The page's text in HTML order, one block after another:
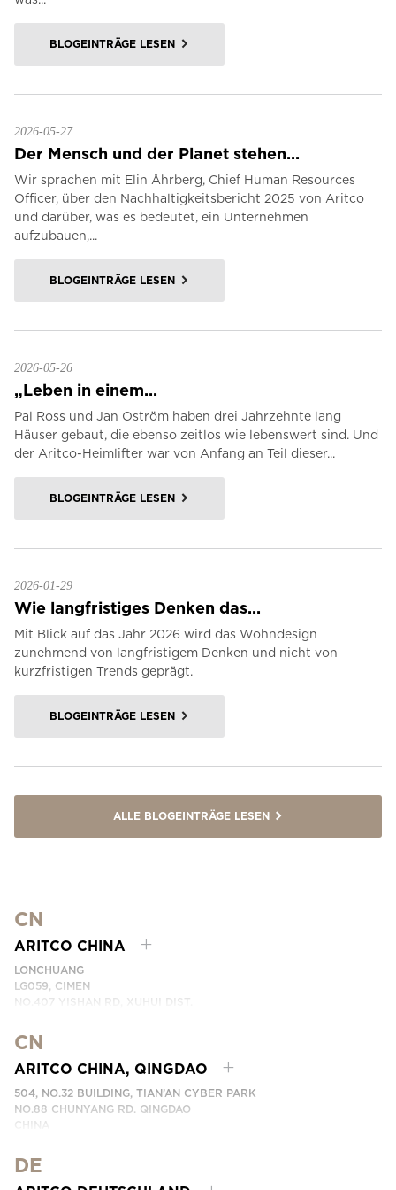
BLOGEINTRÄGE LESEN
2026-05-27
Der Mensch und der Planet stehen...
Wir sprachen mit Elin Åhrberg, Chief Human Resources
Officer, über den Nachhaltigkeitsbericht 2025 von Aritco
und darüber, was es bedeutet, ein Unternehmen
aufzubauen,...
BLOGEINTRÄGE LESEN
2026-05-26
„Leben in einem...
Pal Ross und Jan Oström haben drei Jahrzehnte lang
Häuser gebaut, die ebenso zeitlos wie lebenswert sind. Und
der Aritco-Heimlifter war von Anfang an Teil dieser...
BLOGEINTRÄGE LESEN
2026-01-29
Wie langfristiges Denken das...
Mit Blick auf das Jahr 2026 wird das Wohndesign
zunehmend von langfristigem Denken und nicht von
kurzfristigen Trends geprägt.
BLOGEINTRÄGE LESEN
ALLE BLOGEINTRÄGE LESEN
CN
ARITCO CHINA
LONCHUANG
LG059, CIMEN
NO.407 YISHAN RD, XUHUI DIST.
TELEFONNUMMER: +86 400 6233 121
EMAIL:INFO.CHINA@ARITCO.COM
KONTAKTIEREN SIE UNS
CN
ARITCO CHINA, QINGDAO
504, NO.32 BUILDING, TIAN’AN CYBER PARK
NO.88 CHUNYANG RD. QINGDAO
CHINA
TELEFONNUMMER: +86 532 66736895
KONTAKTIEREN SIE UNS
DE